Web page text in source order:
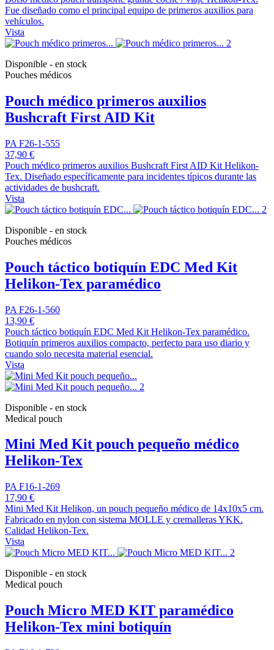
Fue diseñado como el principal equipo de primeros auxilios para
vehículos.
Vista
Disponible - en stock
Pouches médicos
Pouch médico primeros auxilios
Bushcraft First AID Kit
PA F26-1-555
37,90 €
Pouch médico primeros auxilios Bushcraft First AID Kit Helikon-
Tex. Diseñado específicamente para incidentes típicos durante las
actividades de bushcraft.
Vista
Disponible - en stock
Pouches médicos
Pouch táctico botiquín EDC Med Kit
Helikon-Tex paramédico
PA F26-1-560
13,90 €
Pouch táctico botiquín EDC Med Kit Helikon-Tex paramédico.
Botiquín primeros auxilios compacto, perfecto para uso diario y
cuando solo necesita material esencial.
Vista
Disponible - en stock
Medical pouch
Mini Med Kit pouch pequeño médico
Helikon-Tex
PA F16-1-269
17,90 €
Mini Med Kit Helikon, un pouch pequeño médico de 14x10x5 cm.
Fabricado en nylon con sistema MOLLE y cremalleras YKK.
Calidad Helikon-Tex.
Vista
Disponible - en stock
Medical pouch
Pouch Micro MED KIT paramédico
Helikon-Tex mini botiquín